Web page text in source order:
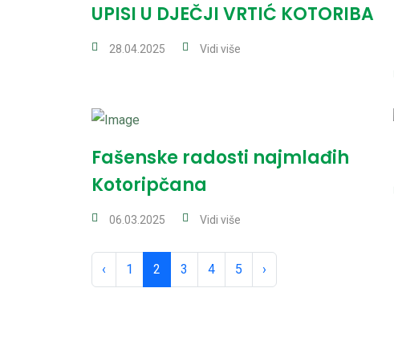
UPISI U DJEČJI VRTIĆ KOTORIBA
28.04.2025 Vidi više
Fašenske radosti najmlađih
Kotoripčana
06.03.2025 Vidi više
‹ 1 2 3 4 5 ›